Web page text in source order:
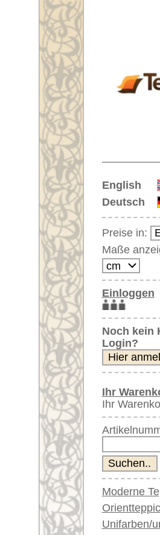
English
Deutsch
Preise in:
Maße anzeigen in:
Einloggen
Noch kein Kunden-
Login?
Ihr Warenkorb:
Ihr Warenkorb ist leer.
Artikelnummer:
Moderne Teppiche
Orientteppiche
Unifarben/ungemustert
Seidenteppiche
Große Teppiche
(über 300x200 cm)
Sehr große XL Teppiche
(über 400x200 cm)
Riesige XXL Teppiche
(über 600x200 cm)
Läufer / Galerien
Runde & ovale Teppiche
Antike Teppiche
Antike China Teppiche
Blaue Teppiche
Graue Teppiche
Braune Teppiche
Blaue Teppiche
Grüne Teppiche
Rot/pink/flieder/lila
Beige/hell/cremefarben